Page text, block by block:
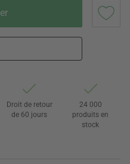
Droit de retour
de 60 jours
24 000
produits en
stock